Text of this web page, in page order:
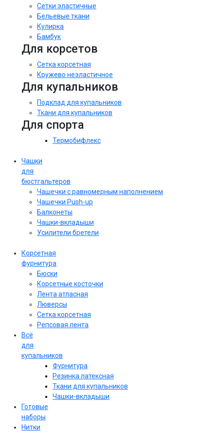
Сетки эластичные
Бельевые ткани
Кулирка
Бамбук
Для корсетов
Сетка корсетная
Кружево неэластичное
Для купальников
Подклад для купальников
Ткани для купальников
Для спорта
Термобифлекс
Чашки
для
бюстгальтеров
Чашечки с равномерным наполнением
Чашечки Push-up
Балконеты
Чашки-вкладыши
Усилители бретели
Корсетная
фурнитура
Бюски
Корсетные косточки
Лента атласная
Люверсы
Сетка корсетная
Репсовая лента
Всё
для
купальников
Фурнитура
Резинка латексная
Ткани для купальников
Чашки-вкладыши
Готовые
наборы
Нитки